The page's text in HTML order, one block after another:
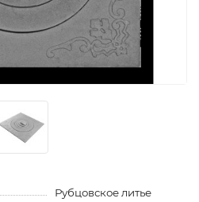
Рубцовское литье